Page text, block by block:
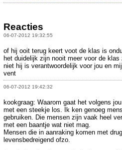
Reacties
06-07-2012 19:32:55
of hij ooit terug keert voot de klas is
het duidelijk zijn nooit meer voor de
niet hij is verantwoordelijk voor jou en
vent
06-07-2012 19:42:32
kookgraag: Waarom gaat het volgens
met een steekje los. Ik ken genoeg
gebruiken. Die mensen zijn vaak heel
met een baantje wat niet mag.
Mensen die in aanraking komen met
levensbedreigend ofzo.